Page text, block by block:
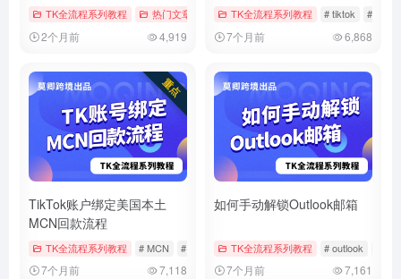
TK全流程系列教程 热门文章 # tiktok # 实名 # 实名认证
2个月前 4,919
TK全流程系列教程 # tiktok # 中视
7个月前 6,868
TikTok账户绑定美国本土
MCN回款流程
TK全流程系列教程 # MCN # tiktok # 回款
7个月前 7,118
如何手动解锁Outlook邮箱
TK全流程系列教程 # outlook
7个月前 7,161